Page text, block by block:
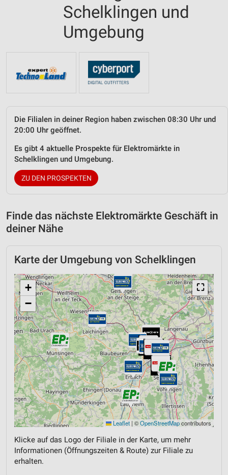
Schelklingen und
Umgebung
Die Filialen in deiner Region haben zwischen 08:30 Uhr und
20:00 Uhr geöffnet.
Es gibt 4 aktuelle Prospekte für Elektromärkte in
Schelklingen und Umgebung.
ZU DEN PROSPEKTEN
Finde das nächste Elektromärkte Geschäft in
deiner Nähe
Karte der Umgebung von Schelklingen
⛶
+
−
Leaflet | ©OpenStreetMapcontributors
Klicke auf das Logo der Filiale in der Karte, um mehr
Informationen (Öffnungszeiten & Route) zur Filiale zu
erhalten.